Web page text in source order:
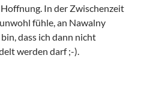
In der Zwischenzeit
fühle, an Nawalny
dass ich dann nicht
werden darf ;-).